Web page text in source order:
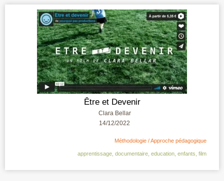
Être et Devenir
Clara Bellar
14/12/2022
Méthodologie / Approche pédagogique
apprentissage documentaire education enfants film